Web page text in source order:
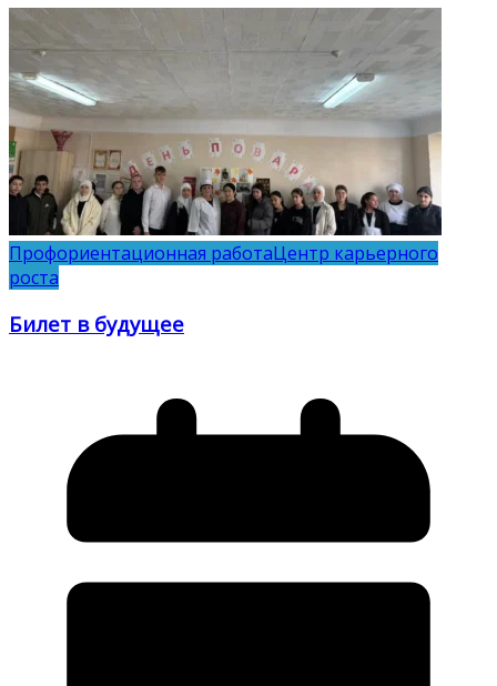
Профориентационная работаЦентр карьерного
роста
Билет в будущее